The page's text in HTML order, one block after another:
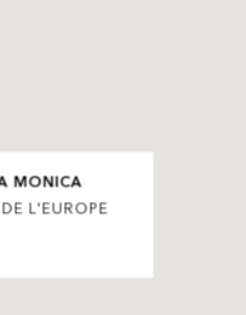
MONICA
L'EUROPE